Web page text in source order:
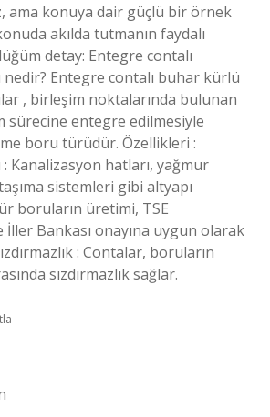
ama konuya dair güçlü bir örnek
akılda tutmanın faydalı
detay: Entegre contalı
Entegre contalı buhar kürlü
, birleşim noktalarında bulunan
sürecine entegre edilmesiyle
boru türüdür. Özellikleri :
: Kanalizasyon hatları, yağmur
sistemleri gibi altyapı
boruların üretimi, TSE
İller Bankası onayına uygun olarak
: Contalar, boruların
sızdırmazlık sağlar.